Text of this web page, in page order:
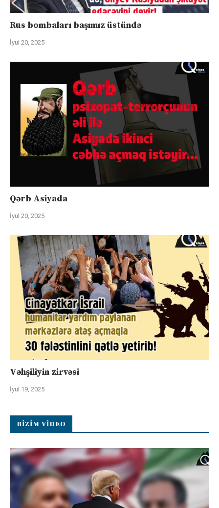
Rus bombaları başımız üstündə
İyul 20, 2025
Qərb Asiyada
İyul 20, 2025
Vəhşiliyin zirvəsi
İyul 19, 2025
BIZIM VIDEO